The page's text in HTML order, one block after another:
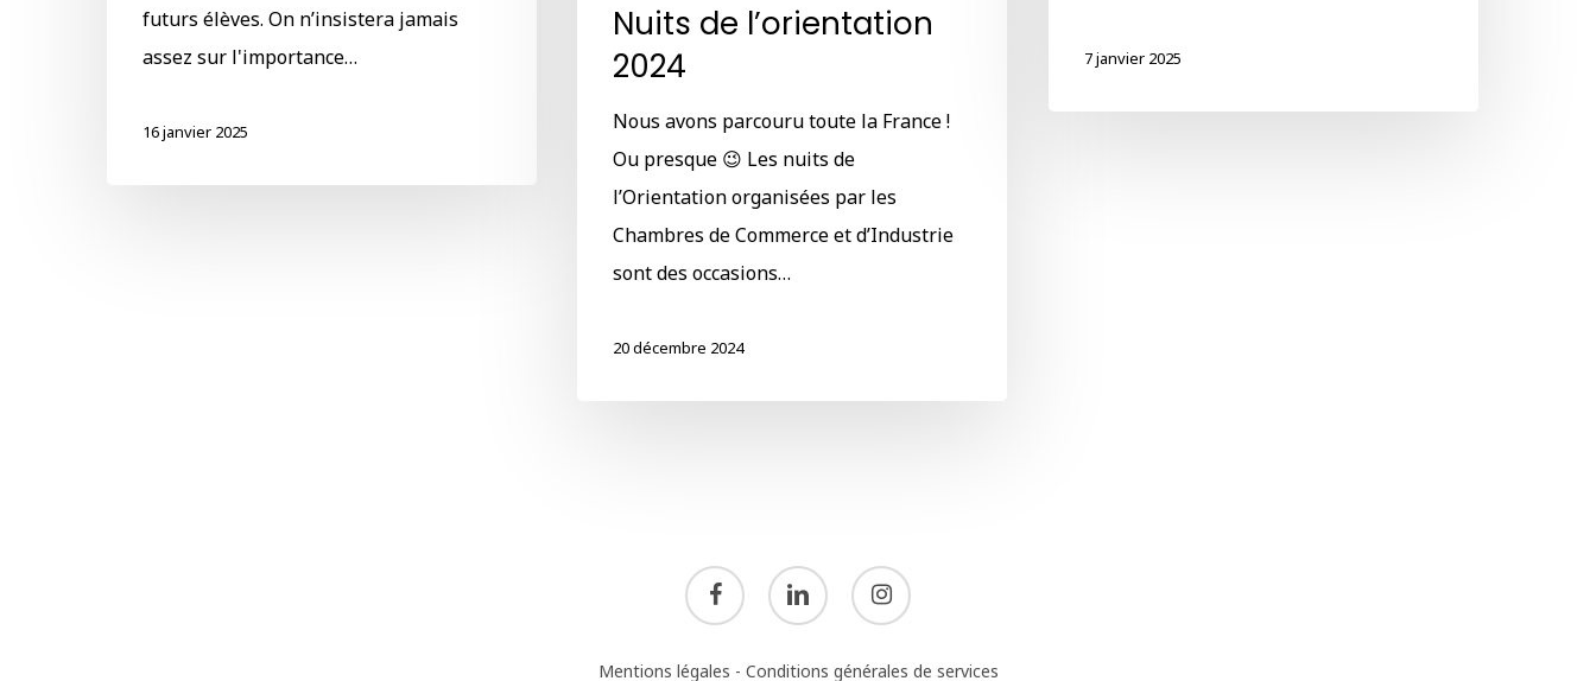
futurs élèves. On n’insistera jamais
assez sur l'importance…
16 janvier 2025
7 janvier 2025
Nuits de l’orientation
2024
Nous avons parcouru toute la France !
Ou presque 😉 Les nuits de
l’Orientation organisées par les
Chambres de Commerce et d’Industrie
sont des occasions…
20 décembre 2024
facebook linkedin instagram
Mentions légales - Conditions générales de services